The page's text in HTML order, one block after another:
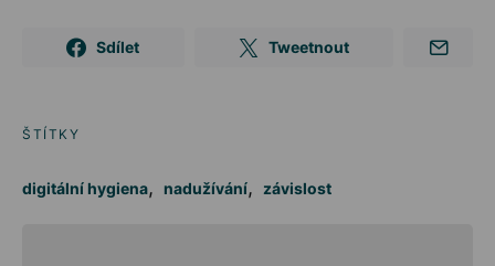
Sdílet Tweetnout
ŠTÍTKY
digitální hygiena, nadužívání, závislost